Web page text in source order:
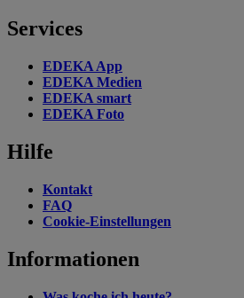
Services
EDEKA App
EDEKA Medien
EDEKA smart
EDEKA Foto
Hilfe
Kontakt
FAQ
Cookie-Einstellungen
Informationen